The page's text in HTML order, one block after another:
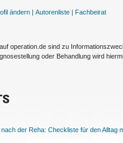
ändern | Autorenliste | Fachbeirat
operation.de sind zu
oder Behandlung wird
der Reha: Checkliste für den Alltag